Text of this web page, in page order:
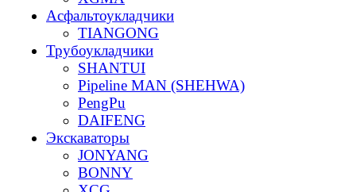
Асфальтоукладчики
TIANGONG
Трубоукладчики
SHANTUI
Pipeline MAN (SHEHWA)
PengPu
DAIFENG
Экскаваторы
JONYANG
BONNY